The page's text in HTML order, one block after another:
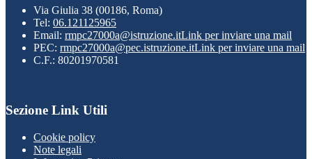
Via Giulia 38 (00186, Roma)
Tel: 06.121125965
Email: rmpc27000a@istruzione.itLink per inviare una mail
PEC: rmpc27000a@pec.istruzione.itLink per inviare una mail
C.F.: 80201970581
Sezione Link Utili
Cookie policy
Note legali